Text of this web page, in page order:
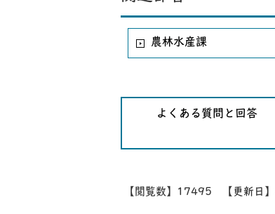
農林水産課
よくある質問と回答
【閲覧数】 17495 【更新日】